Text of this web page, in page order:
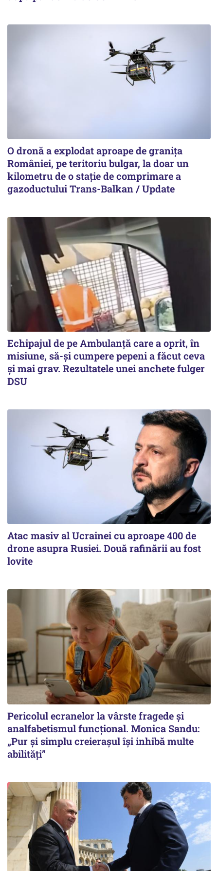
O dronă a explodat aproape de granița
României, pe teritoriu bulgar, la doar un
kilometru de o stație de comprimare a
gazoductului Trans-Balkan / Update
Echipajul de pe Ambulanță care a oprit, în
misiune, să-și cumpere pepeni a făcut ceva
și mai grav. Rezultatele unei anchete fulger
DSU
Atac masiv al Ucrainei cu aproape 400 de
drone asupra Rusiei. Două rafinării au fost
lovite
Pericolul ecranelor la vârste fragede și
analfabetismul funcțional. Monica Sandu:
„Pur și simplu creierașul își inhibă multe
abilități”